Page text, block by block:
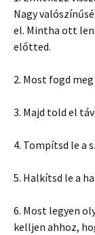
Nagy
el. Mintha ott
előtted.
2. Most fogd
3. Majd told el
4. Tompítsd le a
5. Halkítsd le a
6. Most legyen
kelljen ahhoz,